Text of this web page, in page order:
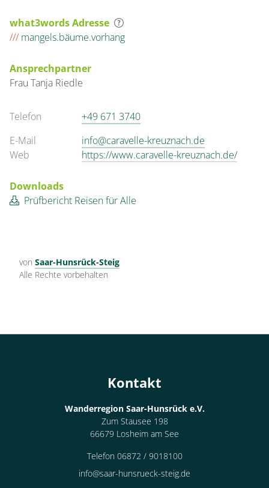
what3words Adresse
/// mangels.bäume.vorhang
Ansprechpartner
Frau Tanja Riedle
Telefon
+49 671 3740
E-Mail
info@caravelle-kreuznach.de
Web
https://www.caravelle-kreuznach.de/
Downloads
Prüfbericht Reisen für Alle
von Saar-Hunsrück-Steig
Alle Rechte vorbehalten
Kontakt
Wanderregion Saar-Hunsrück e.V.
Zum Stausee 198
66679 Losheim am See
Telefon 06872 / 9018100
info@saar-hunsrueck-steig.de